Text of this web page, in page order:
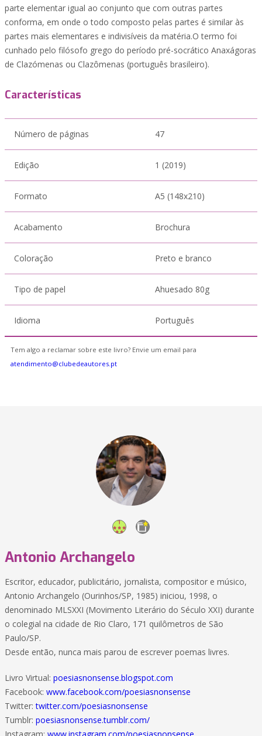
parte elementar igual ao conjunto que com outras partes
conforma, em onde o todo composto pelas partes é similar às
partes mais elementares e indivisíveis da matéria.O termo foi
cunhado pelo filósofo grego do período pré-socrático Anaxágoras
de Clazómenas ou Clazômenas (português brasileiro).
Características
Número de páginas 47
Edição 1 (2019)
Formato A5 (148x210)
Acabamento Brochura
Coloração Preto e branco
Tipo de papel Ahuesado 80g
Idioma Português
Tem algo a reclamar sobre este livro? Envie um email para
atendimento@clubedeautores.pt
Antonio Archangelo
Escritor, educador, publicitário, jornalista, compositor e músico,
Antonio Archangelo (Ourinhos/SP, 1985) iniciou, 1998, o
denominado MLSXXI (Movimento Literário do Século XXI) durante
o colegial na cidade de Rio Claro, 171 quilômetros de São
Paulo/SP.
Desde então, nunca mais parou de escrever poemas livres.
Livro Virtual: poesiasnonsense.blogspot.com
Facebook: www.facebook.com/poesiasnonsense
Twitter:twitter.com/poesiasnonsense
Tumblr: poesiasnonsense.tumblr.com/